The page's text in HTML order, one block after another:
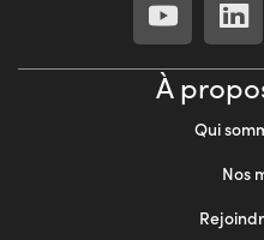
À
Qui
Nos